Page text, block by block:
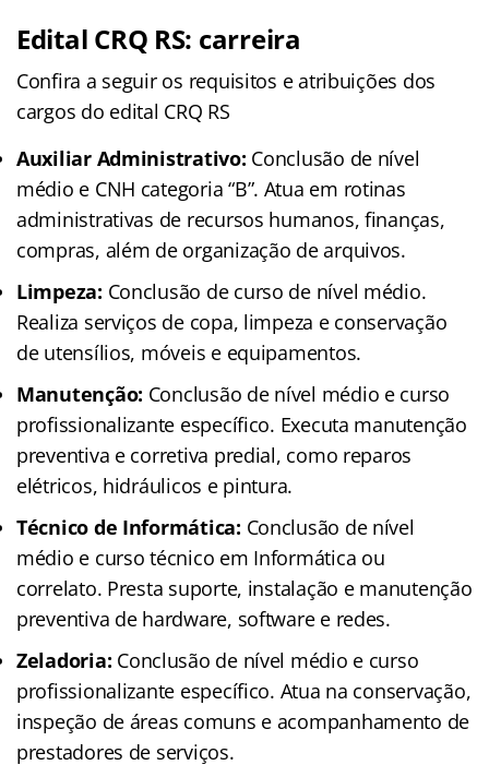
Edital CRQ RS: carreira
Confira a seguir os requisitos e atribuições dos
cargos do edital CRQ RS
Auxiliar Administrativo: Conclusão de nível
médio e CNH categoria “B”. Atua em rotinas
administrativas de recursos humanos, finanças,
compras, além de organização de arquivos.
Limpeza: Conclusão de curso de nível médio.
Realiza serviços de copa, limpeza e conservação
de utensílios, móveis e equipamentos.
Manutenção: Conclusão de nível médio e curso
profissionalizante específico. Executa manutenção
preventiva e corretiva predial, como reparos
elétricos, hidráulicos e pintura.
Técnico de Informática: Conclusão de nível
médio e curso técnico em Informática ou
correlato. Presta suporte, instalação e manutenção
preventiva de hardware, software e redes.
Zeladoria: Conclusão de nível médio e curso
profissionalizante específico. Atua na conservação,
inspeção de áreas comuns e acompanhamento de
prestadores de serviços.